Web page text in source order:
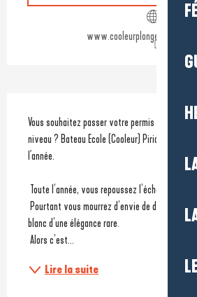
www.cooleurplongee-
Description
Vous souhaitez passer votre permis bateau ou
niveau ? Bateau Ecole (Cooleur) Piriac-sur-Mer
l'année.
Toute l’année, vous repoussez l’échéance.
blanc d’une élégance rare.
Alors c’est...
Lire la suite